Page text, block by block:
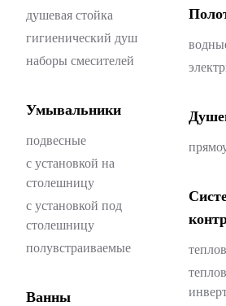
душевая стойка
гигиенический душ
наборы смесителей
Умывальники
подвесные
с установкой на
столешницу
с установкой под
столешницу
полувстраиваемые
Ванны